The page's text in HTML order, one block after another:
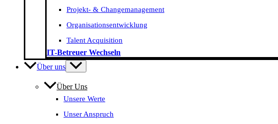
Projekt- & Change­management
Organisations­entwicklung
Talent Acquisition
IT-Betreuer Wechseln
Über uns
Über Uns
Unsere Werte
Unser Anspruch